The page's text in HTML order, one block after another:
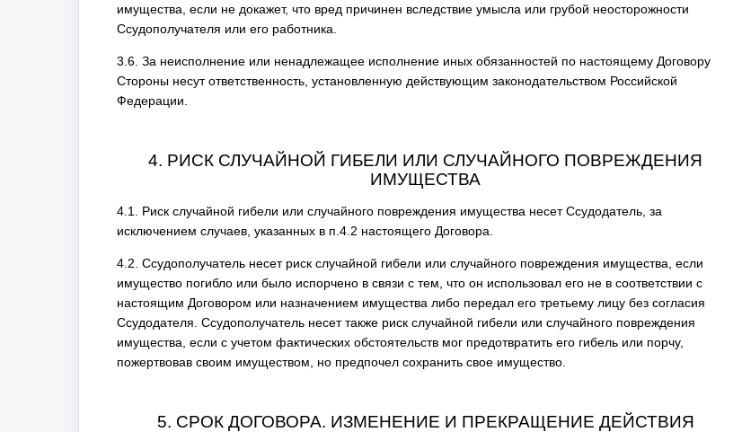
имущества, если не докажет, что вред причинен вследствие умысла или грубой неосторожности
Ссудополучателя или его работника.
3.6. За неисполнение или ненадлежащее исполнение иных обязанностей по настоящему Договору
Стороны несут ответственность, установленную действующим законодательством Российской
Федерации.
4. РИСК СЛУЧАЙНОЙ ГИБЕЛИ ИЛИ СЛУЧАЙНОГО ПОВРЕЖДЕНИЯ
ИМУЩЕСТВА
4.1. Риск случайной гибели или случайного повреждения имущества несет Ссудодатель, за
исключением случаев, указанных в п.4.2 настоящего Договора.
4.2. Ссудополучатель несет риск случайной гибели или случайного повреждения имущества, если
имущество погибло или было испорчено в связи с тем, что он использовал его не в соответствии с
настоящим Договором или назначением имущества либо передал его третьему лицу без согласия
Ссудодателя. Ссудополучатель несет также риск случайной гибели или случайного повреждения
имущества, если с учетом фактических обстоятельств мог предотвратить его гибель или порчу,
пожертвовав своим имуществом, но предпочел сохранить свое имущество.
5. СРОК ДОГОВОРА. ИЗМЕНЕНИЕ И ПРЕКРАЩЕНИЕ ДЕЙСТВИЯ